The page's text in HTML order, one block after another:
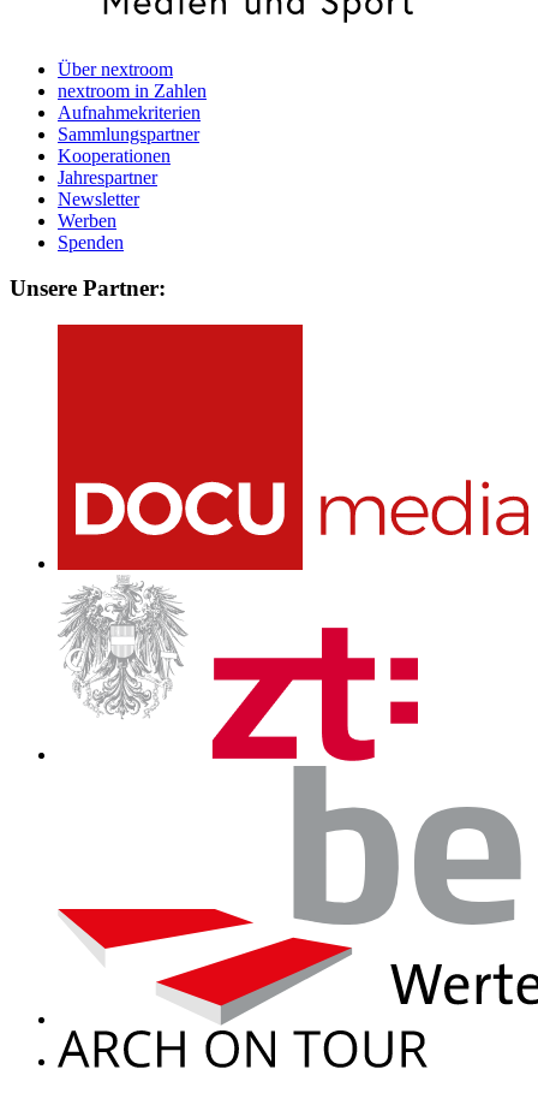
Über nextroom
nextroom in Zahlen
Aufnahmekriterien
Sammlungspartner
Kooperationen
Jahrespartner
Newsletter
Werben
Spenden
Unsere Partner: